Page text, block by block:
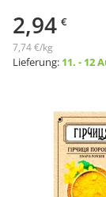
2,94 €
7,74 €/kg
Lieferung: 11. - 12